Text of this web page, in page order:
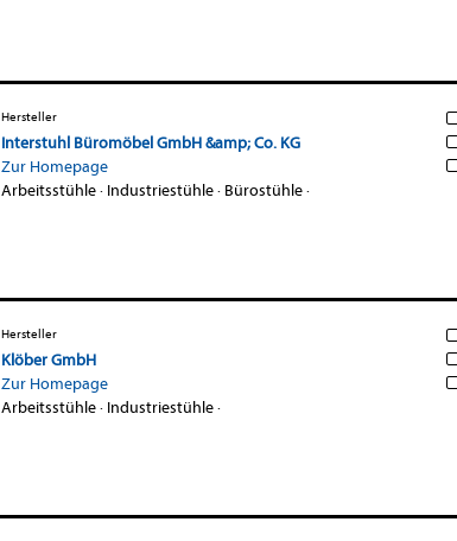
Hersteller
Interstuhl Büromöbel GmbH &amp; Co. KG
Zur Homepage
Arbeitsstühle· Industriestühle· Bürostühle·
Hersteller
Klöber GmbH
Zur Homepage
Arbeitsstühle· Industriestühle·